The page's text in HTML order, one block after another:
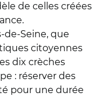
de celles créées
de-Seine, que
citoyennes
dix crèches
: réserver des
pour une durée